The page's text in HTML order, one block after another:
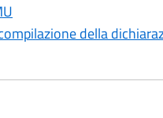
della